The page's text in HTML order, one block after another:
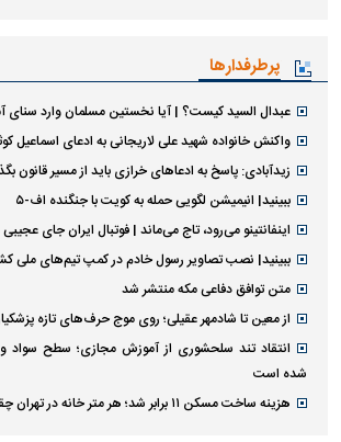
پرطرفدارها
عبدال السید کیست؟ | آیا نخستین مسلمان وارد سنای
واکنش خانواده شهید علی لاریجانی به ادعای اسماعیل
زیدآبادی: پاسخ به ادعا‌های خرازی باید از مسیر قانون
ببینید| انیمیشن لگویی حمله به کویت با جنگنده اف-۵
اینفانتینو می‌رود، تاج می‌ماند | فوتبال ایران جای
ببینید| نصب تصاویر رسول خادم در کمپ تیم‌های ملی
متن توافق دفاعی مکه منتشر شد
از معین تا شادمهر عقیلی؛ روی موج حرف‌های تازه
انتقاد تند سلحشوری از آموزش مجازی؛ سطح
شده است
هزینه ساخت مسکن ۱۱ برابر شد؛ هر متر خانه در تهران چقدر آب می‌خورد؟